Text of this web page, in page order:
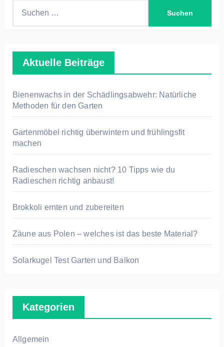
n
n
a
c
h
:
Aktuelle Beiträge
Bienenwachs in der Schädlingsabwehr: Natürliche
Methoden für den Garten
Gartenmöbel richtig überwintern und frühlingsfit
machen
Radieschen wachsen nicht? 10 Tipps wie du
Radieschen richtig anbaust!
Brokkoli ernten und zubereiten
Zäune aus Polen – welches ist das beste Material?
Solarkugel Test Garten und Balkon
Kategorien
Allgemein